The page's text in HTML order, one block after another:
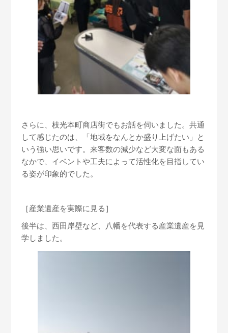
さらに、枝光本町商店街でもお話を伺いました。共通
して感じたのは、「地域をなんとか盛り上げたい」と
いう強い思いです。来客数の減少など大変な面もある
なかで、イベントや工夫によって活性化を目指してい
る姿が印象的でした。
［産業遺産を実際に見る］
後半は、西田岸壁など、八幡を代表する産業遺産を見
学しました。